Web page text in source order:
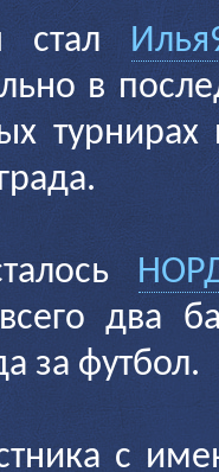
стал
в
два
за футбол.
с